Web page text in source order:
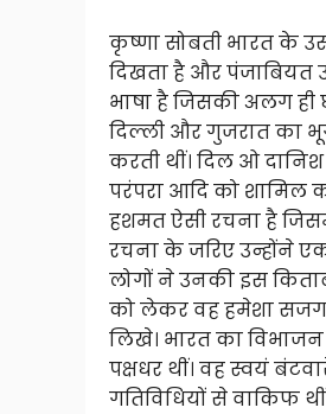
कृष्णा सोबती भारत के
दिखता है और पंजाबियत
भाषा है जिसकी अलग ही
दिल्ली और गुजरात का
करती थीं। दिल ओ
परंपरा आदि को शामिल
हशमत ऐसी रचना है
रचना के जरिए उन्होंने
लोगों ने उनकी इस
को लेकर वह हमेशा सजग
लिखे। भारत का
पक्षधर थीं। वह स्वयं
गतिविधियों से वाकिफ